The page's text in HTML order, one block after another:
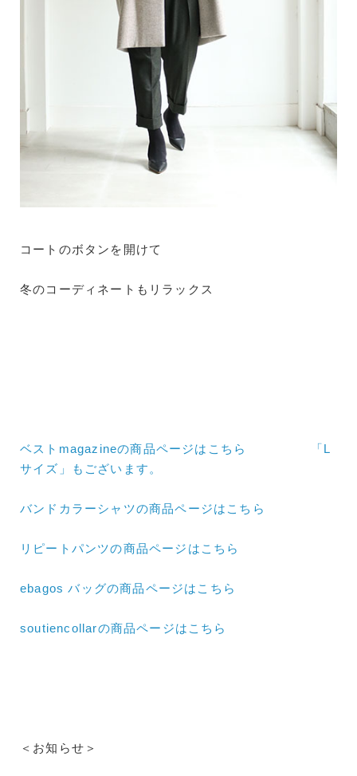
コートのボタンを開けて
冬のコーディネートもリラックス
ベストmagazineの商品ページはこちら
「L
サイズ」
もございます。
バンドカラーシャツの商品ページはこちら
リピートパンツの商品ページはこちら
ebagos バッグの商品ページはこちら
soutiencollarの商品ページはこちら
＜お知らせ＞